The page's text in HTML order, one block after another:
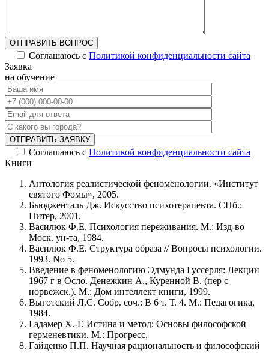
ОТПРАВИТЬ ВОПРОС
Соглашаюсь с Политикой конфиденциальности сайта
Заявка
на обучение
ОТПРАВИТЬ ЗАЯВКУ
Соглашаюсь с Политикой конфиденциальности сайта
Книги
Антология реалистической феноменологии. «Институт
святого Фомы», 2005.
Бьюдженталь Дж. Искусство психотерапевта. СПб.:
Питер, 2001.
Василюк Ф.Е. Психология переживания. М.: Изд-во
Моск. ун-та, 1984.
Василюк Ф.Е. Структура образа // Вопросы психологии.
1993. No 5.
Введение в феноменологию Эдмунда Гуссерля: Лекции
1967 г в Осло. Денежкин А., Куренной В. (пер с
норвежск.). М.: Дом интеллект книги, 1999.
Выготский Л.С. Собр. соч.: В 6 т. Т. 4. М.: Педагогика,
1984.
Гадамер Х.-Г. Истина и метод: Основы философской
герменевтики. М.: Прогресс,
Гайденко П.П. Научная рациональность и философский